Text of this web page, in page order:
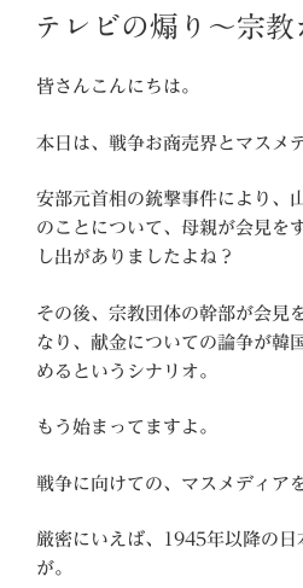
稿
日:
テレビの煽り～宗
皆さんこんにちは。
本日は、戦争お商売界とマスメ
安部元首相の銃撃事件により、
のことについて、母親が会見を
し出がありましたよね？
その後、宗教団体の幹部が会見
なり、献金についての論争が韓
めるというシナリオ。
もう始まってますよ。
戦争に向けての、マスメディア
厳密にいえば、1945年以降の日
が。